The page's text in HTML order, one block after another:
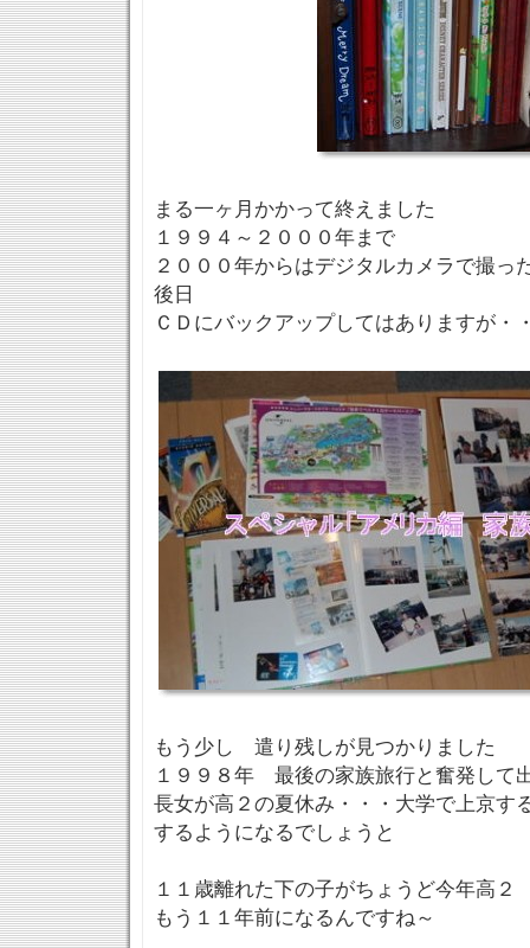
まる一ヶ月かかって終えました
１９９４～２０００年まで
２０００年からはデジタルカメラで撮
後日
ＣＤにバックアップしてはありますが・
もう少し 遣り残しが見つかりました
１９９８年 最後の家族旅行と奮発して
長女が高２の夏休み・・・大学で上京す
するようになるでしょうと
１１歳離れた下の子がちょうど今年高２
もう１１年前になるんですね～